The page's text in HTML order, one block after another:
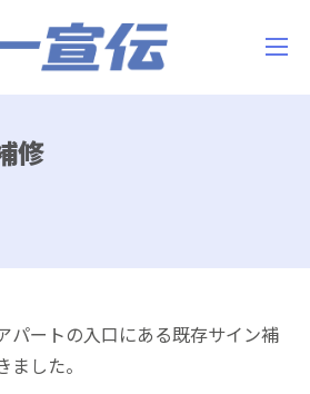
修
パートの入口にある既存サイン補
した。